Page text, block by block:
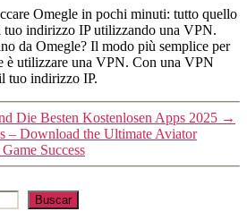
Omegle in pochi minuti: tutto quello
tuo indirizzo IP utilizzando una VPN.
da Omegle? Il modo più semplice per
è utilizzare una VPN. Con una VPN
tuo indirizzo IP.
Die Besten Kostenlosen Apps 2025 →
– Download the Ultimate Aviator
Success
Buscar